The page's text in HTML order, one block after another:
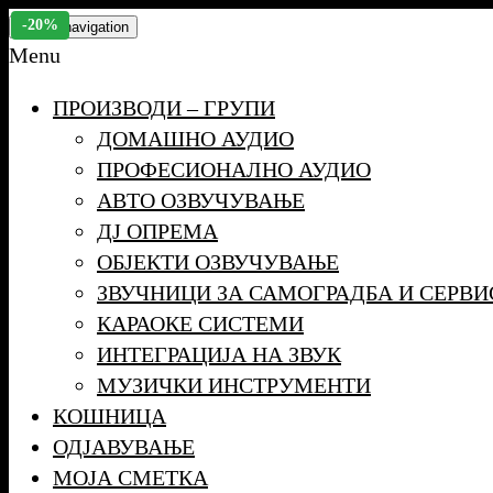
Skip
to
content
Toggle navigation
Menu
ПРОИЗВОДИ – ГРУПИ
ДОМАШНО АУДИО
ПРОФЕСИОНАЛНО АУДИО
АВТО ОЗВУЧУВАЊЕ
ДЈ ОПРЕМА
ОБЈЕКТИ ОЗВУЧУВАЊЕ
ЗВУЧНИЦИ ЗА САМОГРАДБА И
КАРАОКЕ СИСТЕМИ
ИНТЕГРАЦИЈА НА ЗВУК
МУЗИЧКИ ИНСТРУМЕНТИ
КОШНИЦА
ОДЈАВУВАЊЕ
МОЈА СМЕТКА
-20%